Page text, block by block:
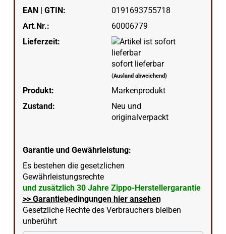
EAN | GTIN:
0191693755718
Art.Nr.:
60006779
Lieferzeit:
sofort lieferbar
(Ausland abweichend)
Produkt:
Markenprodukt
Zustand:
Neu und
originalverpackt
Garantie und Gewährleistung:
Es bestehen die gesetzlichen
Gewährleistungsrechte
und zusätzlich 30 Jahre Zippo-Herstellergarantie
>> Garantiebedingungen hier ansehen
Gesetzliche Rechte des Verbrauchers bleiben
unberührt